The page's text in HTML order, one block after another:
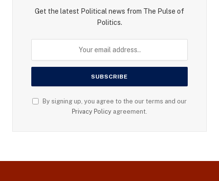
Get the latest Political news from The Pulse of
Politics.
By signing up, you agree to the our terms and our
Privacy Policy agreement.